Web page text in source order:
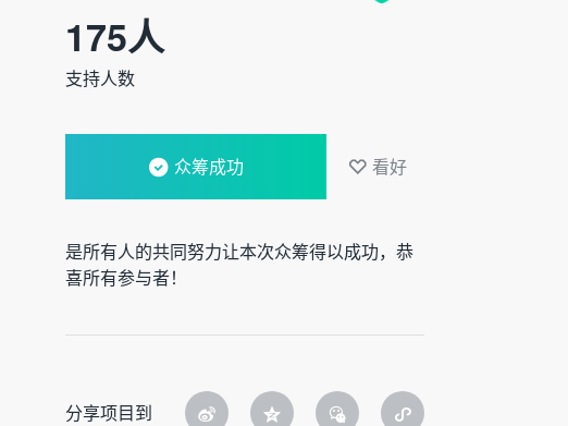
175人
支持人数
众筹成功 看好
是所有人的共同努力让本次众筹得以成功，恭
喜所有参与者！
分享项目到